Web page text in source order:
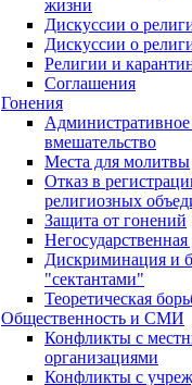
жизни
Дискуссии о
Дискуссии о
Религии и
Соглашения
Гонения
вмешательство
Места для молитвы
Отказ в
религиозных
Защита от гонений
Дискриминация и
"сектантами"
Теоретическая
Общественность и СМИ
Конфликты с
организациями
Конфликты с